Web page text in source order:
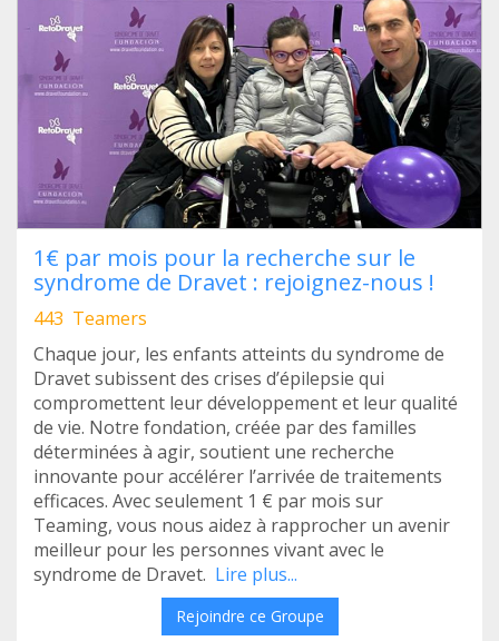
1€ par mois pour la recherche sur le
syndrome de Dravet : rejoignez-nous !
443 Teamers
Chaque jour, les enfants atteints du syndrome de
Dravet subissent des crises d’épilepsie qui
compromettent leur développement et leur qualité
de vie. Notre fondation, créée par des familles
déterminées à agir, soutient une recherche
innovante pour accélérer l’arrivée de traitements
efficaces. Avec seulement 1 € par mois sur
Teaming, vous nous aidez à rapprocher un avenir
meilleur pour les personnes vivant avec le
syndrome de Dravet. Lire plus...
Rejoindre ce Groupe